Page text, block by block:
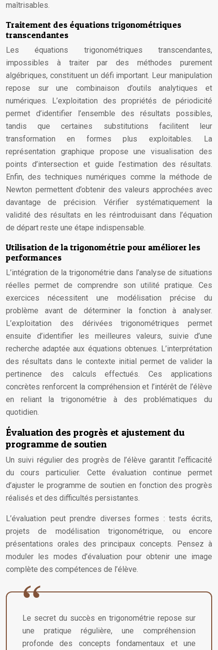
maîtrisables.
Traitement des équations trigonométriques
transcendantes
Les équations trigonométriques transcendantes,
impossibles à traiter par des méthodes purement
algébriques, constituent un défi important. Leur manipulation
repose sur une combinaison d’outils analytiques et
numériques. L’exploitation des propriétés de périodicité
permet d’identifier l’ensemble des résultats possibles,
tandis que certaines substitutions facilitent leur
transformation en formes plus exploitables. La
représentation graphique propose une visualisation des
points d’intersection et guide l’estimation des résultats.
Enfin, des techniques numériques comme la méthode de
Newton permettent d’obtenir des valeurs approchées avec
davantage de précision. Vérifier systématiquement la
validité des résultats en les réintroduisant dans l’équation
de départ reste une étape indispensable.
Utilisation de la trigonométrie pour améliorer les
performances
L’intégration de la trigonométrie dans l’analyse de situations
réelles permet de comprendre son utilité pratique. Ces
exercices nécessitent une modélisation précise du
problème avant de déterminer la fonction à analyser.
L’exploitation des dérivées trigonométriques permet
ensuite d’identifier les meilleures valeurs, suivie d’une
recherche adaptée aux équations obtenues. L’interprétation
des résultats dans le contexte initial permet de valider la
pertinence des calculs effectués. Ces applications
concrètes renforcent la compréhension et l’intérêt de l’élève
en reliant la trigonométrie à des problématiques du
quotidien.
Évaluation des progrès et ajustement du
programme de soutien
Un suivi régulier des progrès de l’élève garantit l’efficacité
du cours particulier. Cette évaluation continue permet
d’ajuster le programme de soutien en fonction des progrès
réalisés et des difficultés persistantes.
L’évaluation peut prendre diverses formes : tests écrits,
projets de modélisation trigonométrique, ou encore
présentations orales des principaux concepts. Pensez à
moduler les modes d’évaluation pour obtenir une image
complète des compétences de l’élève.
Le secret du succès en trigonométrie repose sur
une pratique régulière, une compréhension
profonde des concepts fondamentaux et une